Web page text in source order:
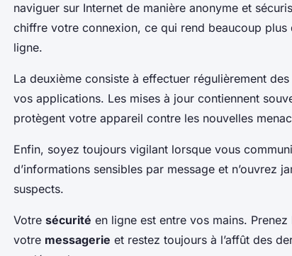
naviguer sur Internet de manière anonyme et
chiffre votre connexion, ce qui rend beaucoup
ligne.
La deuxième consiste à effectuer régulièrement
vos applications. Les mises à jour contiennent
protègent votre appareil contre les nouvelles
Enfin, soyez toujours vigilant lorsque vous
d’informations sensibles par message et n’ouvrez
suspects.
Votre sécurité en ligne est entre vos mains.
votre messagerie et restez toujours à l’affût des